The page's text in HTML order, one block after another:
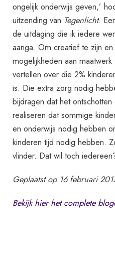
ongelijk onderwijs geven,’
uitzending van Tegenlicht.
de uitdaging die ik iedere
aanga. Om creatief te zijn
mogelijkheden aan
vertellen over die 2%
is. Die extra zorg nodig
bijdragen dat het
realiseren dat sommige
en onderwijs nodig hebben
kinderen tijd nodig hebben.
vlinder. Dat wil toch
Geplaatst op 16 februari
Bekijk hier het complete